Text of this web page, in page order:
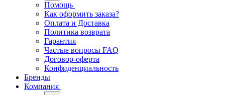
Помощь
Как оформить заказа?
Оплата и Доставка
Политика возврата
Гарантия
Частые вопросы FAQ
Договор-оферта
Конфиденциальность
Бренды
Компания